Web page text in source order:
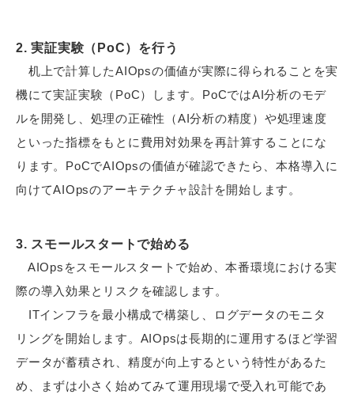
2. 実証実験（PoC）を行う
机上で計算したAIOpsの価値が実際に得られることを実
機にて実証実験（PoC）します。PoCではAI分析のモデ
ルを開発し、処理の正確性（AI分析の精度）や処理速度
といった指標をもとに費用対効果を再計算することにな
ります。PoCでAIOpsの価値が確認できたら、本格導入に
向けてAIOpsのアーキテクチャ設計を開始します。
3. スモールスタートで始める
AIOpsをスモールスタートで始め、本番環境における実
際の導入効果とリスクを確認します。
ITインフラを最小構成で構築し、ログデータのモニタ
リングを開始します。AIOpsは長期的に運用するほど学習
データが蓄積され、精度が向上するという特性があるた
め、まずは小さく始めてみて運用現場で受入れ可能であ